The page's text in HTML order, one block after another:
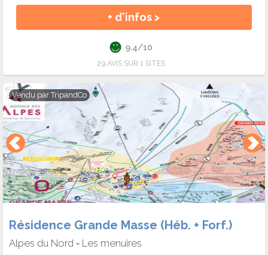
+ d'infos >
9.4/10
29 AVIS SUR 1 SITES
Vendu parTripandCo
Résidence Grande Masse (Héb. + Forf.)
Alpes du Nord - Les menuires